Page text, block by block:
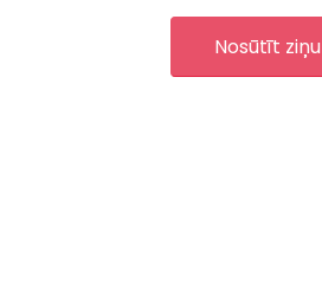
Nosūtīt ziņu